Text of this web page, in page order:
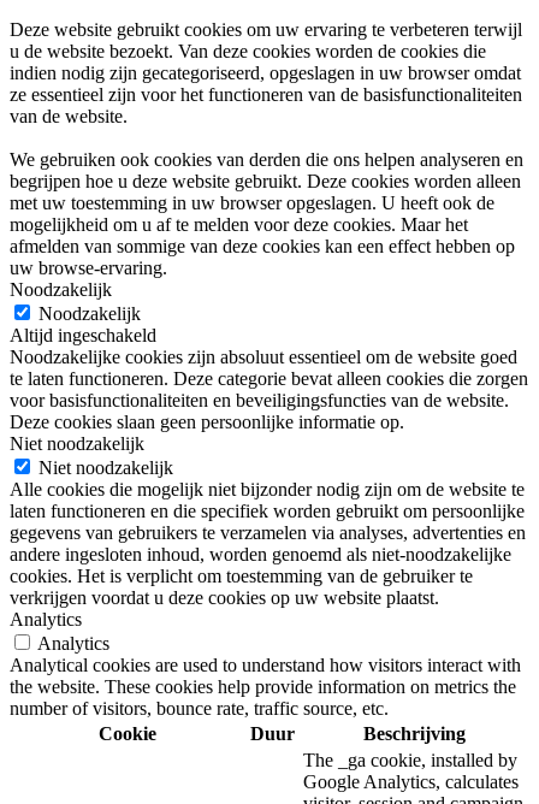
Deze website gebruikt cookies om uw ervaring te verbeteren terwijl
u de website bezoekt. Van deze cookies worden de cookies die
indien nodig zijn gecategoriseerd, opgeslagen in uw browser omdat
ze essentieel zijn voor het functioneren van de basisfunctionaliteiten
van de website.
We gebruiken ook cookies van derden die ons helpen analyseren en
begrijpen hoe u deze website gebruikt. Deze cookies worden alleen
met uw toestemming in uw browser opgeslagen. U heeft ook de
mogelijkheid om u af te melden voor deze cookies. Maar het
afmelden van sommige van deze cookies kan een effect hebben op
uw browse-ervaring.
Noodzakelijk
Noodzakelijk
Altijd ingeschakeld
Noodzakelijke cookies zijn absoluut essentieel om de website goed
te laten functioneren. Deze categorie bevat alleen cookies die zorgen
voor basisfunctionaliteiten en beveiligingsfuncties van de website.
Deze cookies slaan geen persoonlijke informatie op.
Niet noodzakelijk
Niet noodzakelijk
Alle cookies die mogelijk niet bijzonder nodig zijn om de website te
laten functioneren en die specifiek worden gebruikt om persoonlijke
gegevens van gebruikers te verzamelen via analyses, advertenties en
andere ingesloten inhoud, worden genoemd als niet-noodzakelijke
cookies. Het is verplicht om toestemming van de gebruiker te
verkrijgen voordat u deze cookies op uw website plaatst.
Analytics
Analytics
Analytical cookies are used to understand how visitors interact with
the website. These cookies help provide information on metrics the
number of visitors, bounce rate, traffic source, etc.
Cookie
Duur
Beschrijving
The _ga cookie, installed by
Google Analytics, calculates